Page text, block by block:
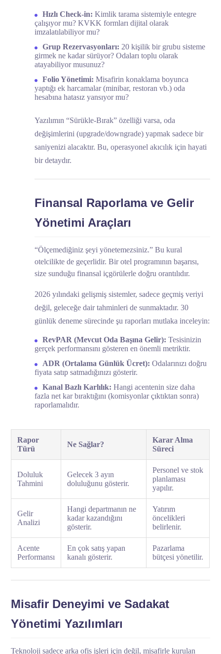
Hızlı Check-in: Kimlik tarama sistemiyle entegre
çalışıyor mu? KVKK formları dijital olarak
imzalatılabiliyor mu?
Grup Rezervasyonları: 20 kişilik bir grubu sisteme
girmek ne kadar sürüyor? Odaları toplu olarak
atayabiliyor musunuz?
Folio Yönetimi: Misafirin konaklama boyunca
yaptığı ek harcamalar (minibar, restoran vb.) oda
hesabına hatasız yansıyor mu?
Yazılımın “Sürükle-Bırak” özelliği varsa, oda
değişimlerini (upgrade/downgrade) yapmak sadece bir
saniyenizi alacaktır. Bu, operasyonel akıcılık için hayati
bir detaydır.
Finansal Raporlama ve Gelir
Yönetimi Araçları
“Ölçemediğiniz şeyi yönetemezsiniz.” Bu kural
otelcilikte de geçerlidir. Bir otel programının başarısı,
size sunduğu finansal içgörülerle doğru orantılıdır.
2026 yılındaki gelişmiş sistemler, sadece geçmiş veriyi
değil, geleceğe dair tahminleri de sunmaktadır. 30
günlük deneme sürecinde şu raporları mutlaka inceleyin:
RevPAR (Mevcut Oda Başına Gelir): Tesisinizin
gerçek performansını gösteren en önemli metriktir.
ADR (Ortalama Günlük Ücret): Odalarınızı doğru
fiyata satıp satmadığınızı gösterir.
Kanal Bazlı Karlılık: Hangi acentenin size daha
fazla net kar bıraktığını (komisyonlar çıktıktan sonra)
raporlamalıdır.
Rapor
Türü
Ne Sağlar?
Karar Alma
Süreci
Doluluk
Tahmini
Gelecek 3 ayın
doluluğunu gösterir.
Personel ve stok
planlaması
yapılır.
Gelir
Analizi
Hangi departmanın ne
kadar kazandığını
gösterir.
Yatırım
öncelikleri
belirlenir.
Acente
Performansı
En çok satış yapan
kanalı gösterir.
Pazarlama
bütçesi yönetilir.
Misafir Deneyimi ve Sadakat
Yönetimi Yazılımları
Teknoloji sadece arka ofis işleri için değil, misafirle kurulan